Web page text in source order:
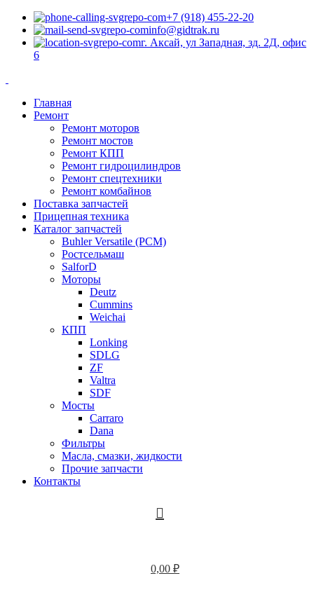
+7 (918) 455-22-20
info@gidtrak.ru
г. Аксай, ул Западная, зд. 2Д, офис
6
Главная
Ремонт
Ремонт моторов
Ремонт мостов
Ремонт КПП
Ремонт гидроцилиндров
Ремонт спецтехники
Ремонт комбайнов
Поставка запчастей
Прицепная техника
Каталог запчастей
Buhler Versatile (РСМ)
Ростсельмаш
SalforD
Моторы
Deutz
Cummins
Weichai
КПП
Lonking
SDLG
ZF
Valtra
SDF
Мосты
Carraro
Dana
Фильтры
Масла, смазки, жидкости
Прочие запчасти
Контакты
0,00 ₽